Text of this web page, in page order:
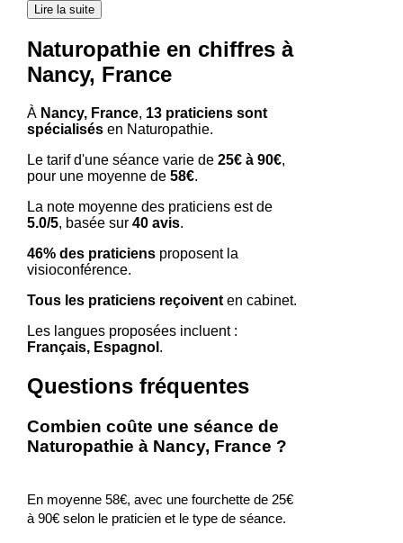
Lire la suite
Naturopathie en chiffres à
Nancy, France
À Nancy, France, 13 praticiens sont
spécialisésen Naturopathie.
Le tarif d'une séance varie de 25€ à 90€,
pour une moyenne de 58€.
La note moyenne des praticiens est de
5.0/5, basée sur 40 avis.
46% des praticiensproposent la
visioconférence.
Tous les praticiens reçoiventen cabinet.
Les langues proposées incluent :
Français, Espagnol .
Questions fréquentes
Combien coûte une séance de
Naturopathie à Nancy, France ?
En moyenne 58€, avec une fourchette de 25€
à 90€ selon le praticien et le type de séance.